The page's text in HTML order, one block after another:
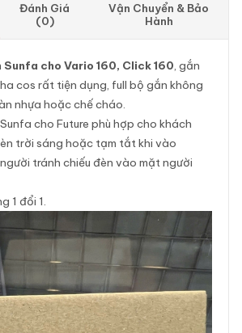
Đánh Giá
(0)
Vận Chuyển & Bảo
Hành
cho Vario 160, Click 160, gắn
cos rất tiện dụng, full bộ gắn không
nhựa hoặc chế cháo.
cho Future phù hợp cho khách
trời sáng hoặc tạm tắt khi vào
tránh chiếu đèn vào mặt người
1 đổi 1.